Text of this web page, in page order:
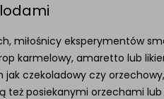
miłośnicy eksperymentów
karmelowy, amaretto lub
jak czekoladowy czy orzechowy,
też posiekanymi orzechami